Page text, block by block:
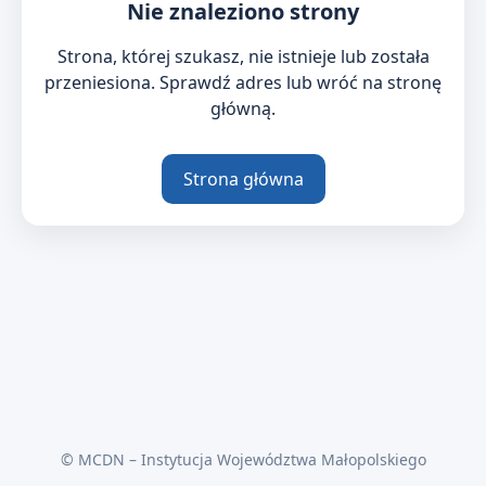
Nie znaleziono strony
Strona, której szukasz, nie istnieje lub została
przeniesiona. Sprawdź adres lub wróć na stronę
główną.
Strona główna
© MCDN – Instytucja Województwa Małopolskiego